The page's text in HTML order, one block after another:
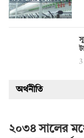
অর্থনীতি
২০৩৪ সালের